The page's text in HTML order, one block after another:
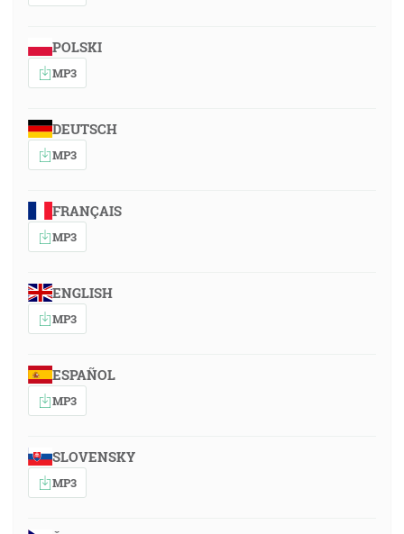
POLSKI
MP3
DEUTSCH
MP3
FRANÇAIS
MP3
ENGLISH
MP3
ESPAÑOL
MP3
SLOVENSKY
MP3